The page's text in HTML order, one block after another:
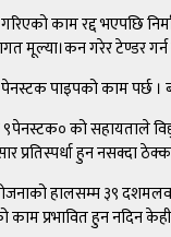
काम रद्द भएपछि
मूल्या।कन गरेर टेण्डर
पाइपको काम पर्छ ।
को सहायताले
प्रतिस्पर्धा हुन नसक्दा
हालसम्म ३९
प्रभावित हुन नदिन केही